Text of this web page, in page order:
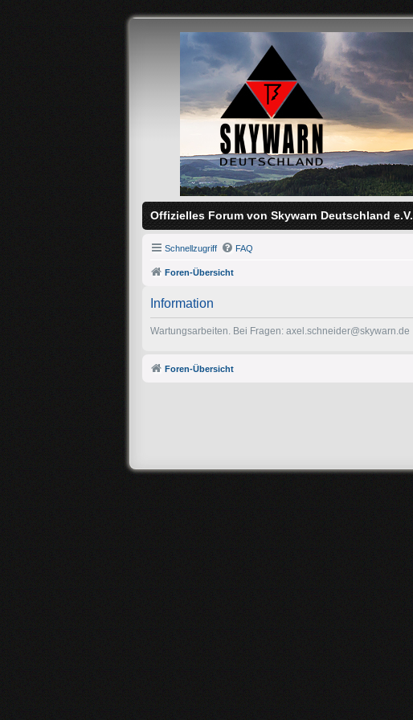
Offizielles Forum von Skywarn Deutschland e.V.
Schnellzugriff FAQ
Foren-Übersicht
Information
Wartungsarbeiten. Bei Fragen: axel.schneider@skywarn.de
Foren-Übersicht